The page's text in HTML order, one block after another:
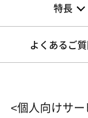
特長
よくあるご
<個人向けサ